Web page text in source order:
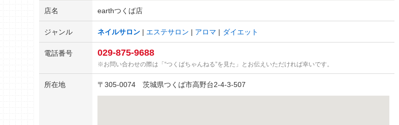
店名 earthつくば店
ジャンル ネイルサロン エステサロン アロマ ダイエット
電話番号 029-875-9688
お問い合わせの際は「“つくばちゃんねる”を見た」とお伝えいただければ幸いです。
所在地 〒 305-0074 茨城県つくば市高野台2-4-3-507